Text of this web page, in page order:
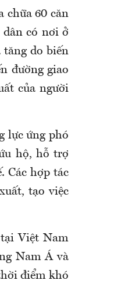
chữa 60 căn
có nơi ở
tăng do biến
đường giao
của người
lực ứng phó
hộ, hỗ trợ
Các hợp tác
tạo việc
tại Việt Nam
Nam Á và
điểm khó